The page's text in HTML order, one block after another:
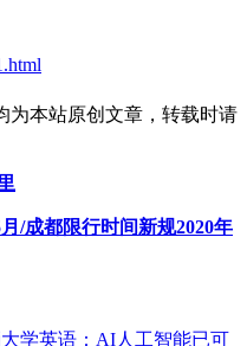
为本站原创文章，转载时请
/成都限行时间新规2020年